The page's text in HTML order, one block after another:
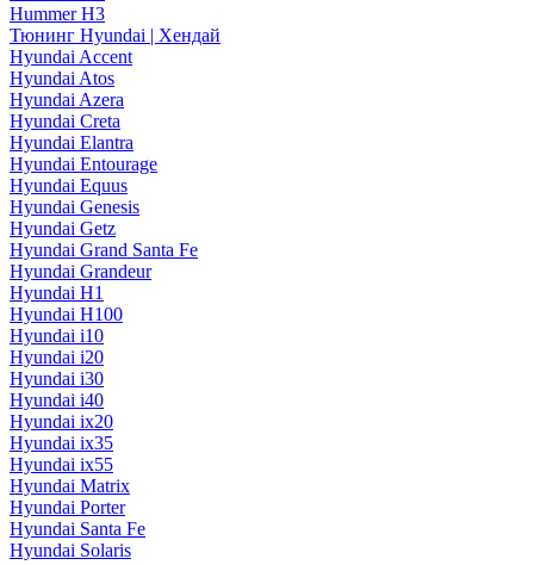
Hummer H3
Тюнинг Hyundai | Хендай
Hyundai Accent
Hyundai Atos
Hyundai Azera
Hyundai Creta
Hyundai Elantra
Hyundai Entourage
Hyundai Equus
Hyundai Genesis
Hyundai Getz
Hyundai Grand Santa Fe
Hyundai Grandeur
Hyundai H1
Hyundai H100
Hyundai i10
Hyundai i20
Hyundai i30
Hyundai i40
Hyundai ix20
Hyundai ix35
Hyundai ix55
Hyundai Matrix
Hyundai Porter
Hyundai Santa Fe
Hyundai Solaris